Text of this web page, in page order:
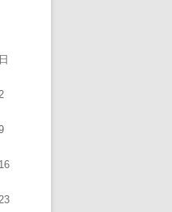
日
16